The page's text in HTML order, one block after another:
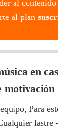
al
al plan
en
motivación
Para
lastre